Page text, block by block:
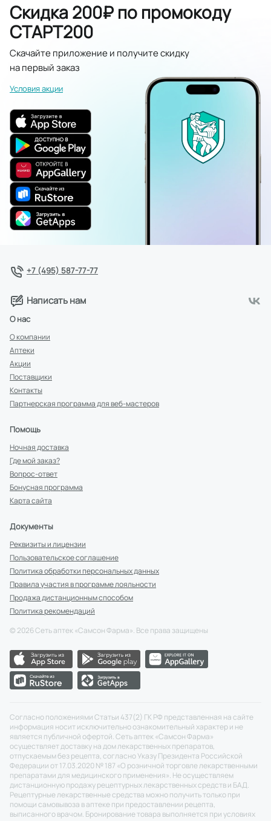
Скидка 200₽ по промокоду
СТАРТ200
Скачайте приложение и получите скидку
на первый заказ
Условия акции
+7 (495) 587-77-77
Написать нам
О нас
О компании
Аптеки
Акции
Поставщики
Контакты
Партнерская программа для веб-мастеров
Помощь
Ночная доставка
Где мой заказ?
Вопрос-ответ
Бонусная программа
Карта сайта
Документы
Реквизиты и лицензии
Пользовательское соглашение
Политика обработки персональных данных
Правила участия в программе лояльности
Продажа дистанционным способом
Политика рекомендаций
© 2026Сеть аптек «Самсон Фарма». Все права защищены
Согласно положениями Статьи 437(2) ГК РФ представленная на сайте
информация носит исключительно ознакомительный характер и не
является публичной офертой. Сеть аптек «Самсон Фарма»
осуществляет доставку на дом лекарственных препаратов,
отпускаемым без рецепта, согласно Указу Президента Российской
Федерации от 17.03.2020 № 187 «О розничной торговле лекарственными
препаратами для медицинского применения». Не осуществляем
дистанционную продажу рецептурных лекарственных средств и БАД.
Рецептурные лекарственные средства можно получить только при
помощи самовывоза в аптеке при предоставлении рецепта,
выписанного врачом. Бронирование товара выполняется при условиях